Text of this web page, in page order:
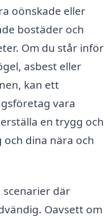
oönskade eller
bostäder och
Om du står inför
asbest eller
kan ett
vara
en trygg och
dina nära och
scenarier där
Oavsett om